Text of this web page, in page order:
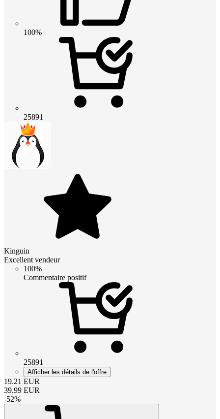
100%
25891
Kinguin
Excellent vendeur
100%
Commentaire positif
25891
Afficher les détails de l'offre
19.21 EUR
39.99 EUR
-52%